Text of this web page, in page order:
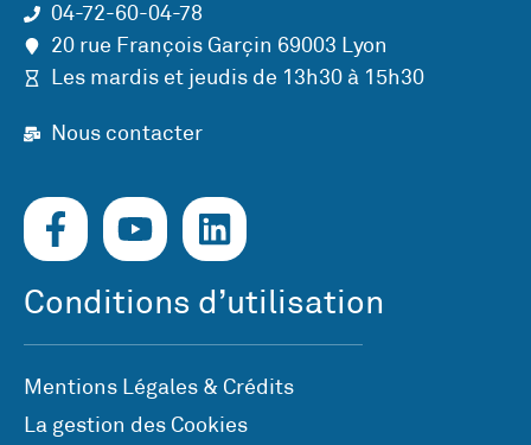
04-72-60-04-78
20 rue François Garçin 69003 Lyon
Les mardis et jeudis de 13h30 à 15h30
Nous contacter
Conditions d’utilisation
Mentions Légales & Crédits
La gestion des Cookies